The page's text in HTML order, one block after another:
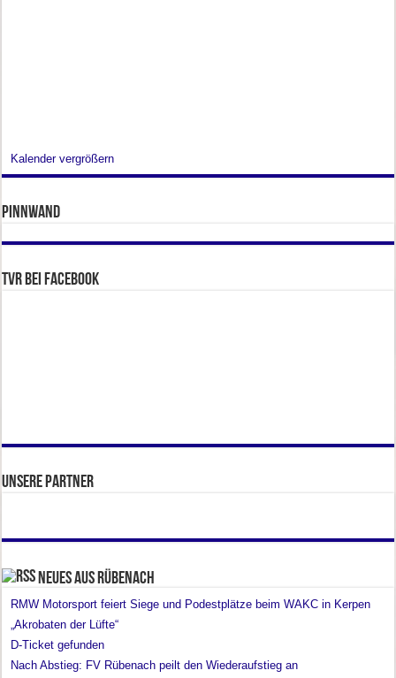
Kalender vergrößern
Pinnwand
TVR bei facebook
Unsere Partner
Neues aus Rübenach
RMW Motorsport feiert Siege und Podestplätze beim WAKC in Kerpen
„Akrobaten der Lüfte“
D-Ticket gefunden
Nach Abstieg: FV Rübenach peilt den Wiederaufstieg an